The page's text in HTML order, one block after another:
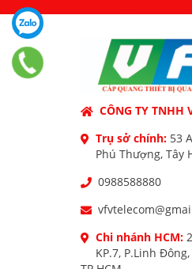
CÔNG TY TNHH
Trụ sở chính: 53
Phú Thượng, Tây
0988588880
Chi nhánh HCM:
KP.7, P.Linh